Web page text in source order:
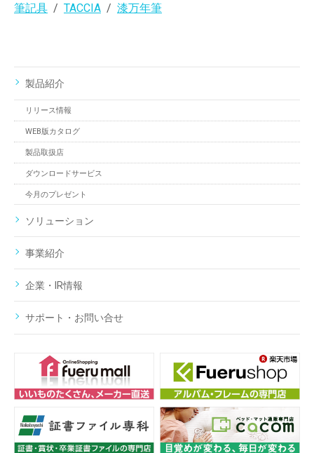
筆記具 TACCIA 漆万年筆
製品紹介
リリース情報
WEB版カタログ
製品取扱店
ダウンロードサービス
今月のプレゼント
ソリューション
事業紹介
企業・IR情報
サポート・お問い合せ